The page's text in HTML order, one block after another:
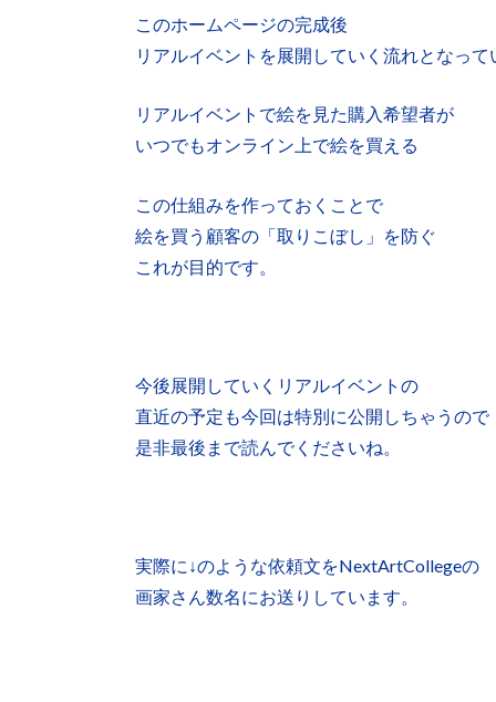
このホームページの完成後
リアルイベントを展開していく流れとなって
リアルイベントで絵を見た購入希望者が
いつでもオンライン上で絵を買える
この仕組みを作っておくことで
絵を買う顧客の「取りこぼし」を防ぐ
これが目的です。
今後展開していくリアルイベントの
直近の予定も今回は特別に公開しちゃうので
是非最後まで読んでくださいね。
実際に↓のような依頼文をNextArtCollegeの
画家さん数名にお送りしています。